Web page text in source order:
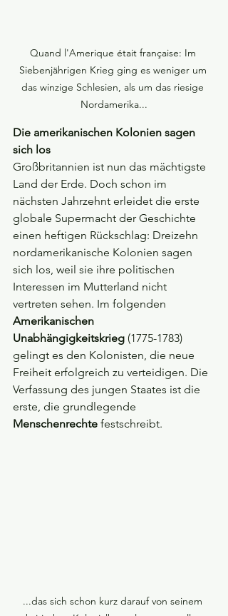
Quand l'Amerique était française: Im
Siebenjährigen Krieg ging es weniger um
das winzige Schlesien, als um das riesige
Nordamerika...
Die amerikanischen Kolonien sagen
sich los
Großbritannien ist nun das mächtigste
Land der Erde. Doch schon im
nächsten Jahrzehnt erleidet die erste
globale Supermacht der Geschichte
einen heftigen Rückschlag: Dreizehn
nordamerikanische Kolonien sagen
sich los, weil sie ihre politischen
Interessen im Mutterland nicht
vertreten sehen. Im folgenden
Amerikanischen
Unabhängigkeitskrieg (1775-1783)
gelingt es den Kolonisten, die neue
Freiheit erfolgreich zu verteidigen. Die
Verfassung des jungen Staates ist die
erste, die grundlegende
Menschenrechte festschreibt.
...das sich schon kurz darauf von seinem